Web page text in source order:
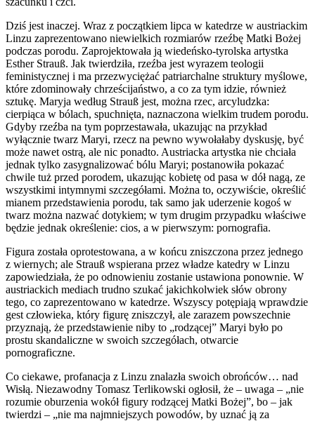
Dziś jest inaczej. Wraz z początkiem lipca w katedrze w austriackim
Linzu zaprezentowano niewielkich rozmiarów rzeźbę Matki Bożej
podczas porodu. Zaprojektowała ją wiedeńsko-tyrolska artystka
Esther Strauß. Jak twierdziła, rzeźba jest wyrazem teologii
feministycznej i ma przezwyciężać patriarchalne struktury myślowe,
które zdominowały chrześcijaństwo, a co za tym idzie, również
sztukę. Maryja według Strauß jest, można rzec, arcyludzka:
cierpiąca w bólach, spuchnięta, naznaczona wielkim trudem porodu.
Gdyby rzeźba na tym poprzestawała, ukazując na przykład
wyłącznie twarz Maryi, rzecz na pewno wywołałaby dyskusję, być
może nawet ostrą, ale nic ponadto. Austriacka artystka nie chciała
jednak tylko zasygnalizować bólu Maryi; postanowiła pokazać
chwile tuż przed porodem, ukazując kobietę od pasa w dół nagą, ze
wszystkimi intymnymi szczegółami. Można to, oczywiście, określić
mianem przedstawienia porodu, tak samo jak uderzenie kogoś w
twarz można nazwać dotykiem; w tym drugim przypadku właściwe
będzie jednak określenie: cios, a w pierwszym: pornografia.
Figura została oprotestowana, a w końcu zniszczona przez jednego
z wiernych; ale Strauß wspierana przez władze katedry w Linzu
zapowiedziała, że po odnowieniu zostanie ustawiona ponownie. W
austriackich mediach trudno szukać jakichkolwiek słów obrony
tego, co zaprezentowano w katedrze. Wszyscy potępiają wprawdzie
gest człowieka, który figurę zniszczył, ale zarazem powszechnie
przyznają, że przedstawienie niby to „rodzącej” Maryi było po
prostu skandaliczne w swoich szczegółach, otwarcie
pornograficzne.
Co ciekawe, profanacja z Linzu znalazła swoich obrońców… nad
Wisłą. Niezawodny Tomasz Terlikowski ogłosił, że – uwaga – „nie
rozumie oburzenia wokół figury rodzącej Matki Bożej”, bo – jak
twierdzi – „nie ma najmniejszych powodów, by uznać ją za